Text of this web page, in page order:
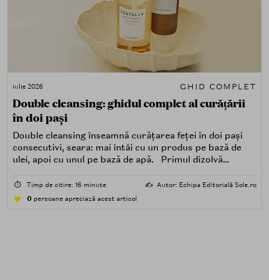
iulie 2026 GHID COMPLET
Double cleansing: ghidul complet al curățării
în doi pași
Double cleansing înseamnă curățarea feței în doi pași
consecutivi, seara: mai întâi cu un produs pe bază de
ulei, apoi cu unul pe bază de apă. Primul dizolvă
poluare. Al doilea îndepărtează impuritățile solubile în
⏱️ Timp de citire: 16 minute ✍️ Autor: Echipa Editorială Sole.ro
0 persoane apreciază acest articol